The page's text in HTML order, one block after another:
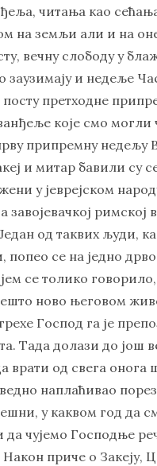
читања као
на земљи али и на оне
вечну слободу у
и недеље
претходне
које смо могли
припремну недељу
и митар бавили су
у јеврејском
римској
од таквих људи,
попео се на једно
се толико
ново његовом
Господ га је
Тада долази до још
врати од свега онога
наплаћивао
у каквом год да
да чујемо Господње
приче о Закеју,